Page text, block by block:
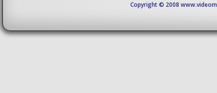
Copyright © 2008